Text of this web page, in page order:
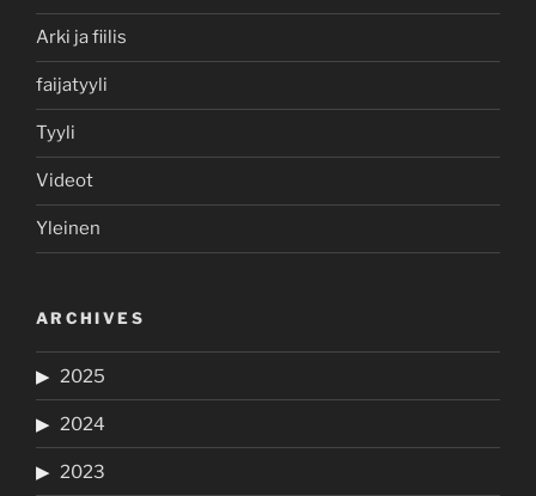
Arki ja fiilis
faijatyyli
Tyyli
Videot
Yleinen
ARCHIVES
2025
2024
2023